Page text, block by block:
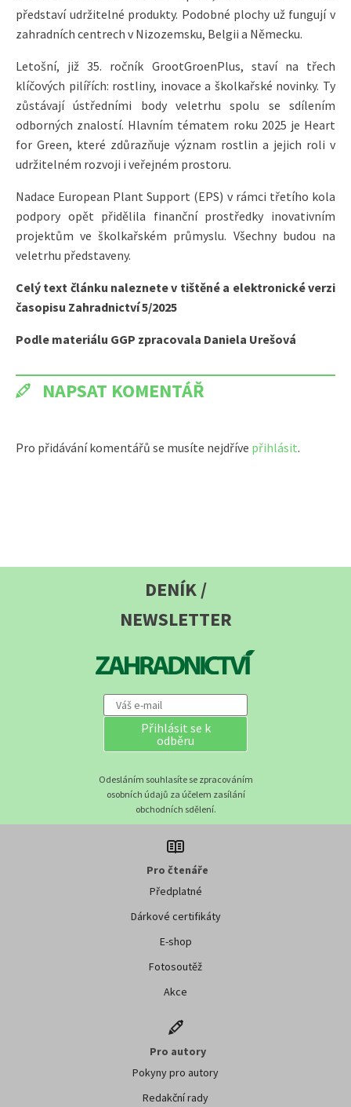
představí udržitelné produkty. Podobné plochy už fungují v
zahradních centrech v Nizozemsku, Belgii a Německu.
Letošní, již 35. ročník GrootGroenPlus, staví na třech
klíčových pilířích: rostliny, inovace a školkařské novinky. Ty
zůstávají ústředními body veletrhu spolu se sdílením
odborných znalostí. Hlavním tématem roku 2025 je Heart
for Green, které zdůrazňuje význam rostlin a jejich roli v
udržitelném rozvoji i veřejném prostoru.
Nadace European Plant Support (EPS) v rámci třetího kola
podpory opět přidělila finanční prostředky inovativním
projektům ve školkařském průmyslu. Všechny budou na
veletrhu představeny.
Celý text článku naleznete v tištěné a elektronické verzi
časopisu Zahradnictví 5/2025
Podle materiálu GGP zpracovala Daniela Urešová
NAPSAT KOMENTÁŘ
Pro přidávání komentářů se musíte nejdříve přihlásit.
DENÍK /
NEWSLETTER
Přihlásit se k
odběru
Odesláním souhlasíte se zpracováním
osobních údajů za účelem zasílání
obchodních sdělení.
Pro čtenáře
Předplatné
Dárkové certifikáty
E-shop
Fotosoutěž
Akce
Pro autory
Pokyny pro autory
Redakční rady